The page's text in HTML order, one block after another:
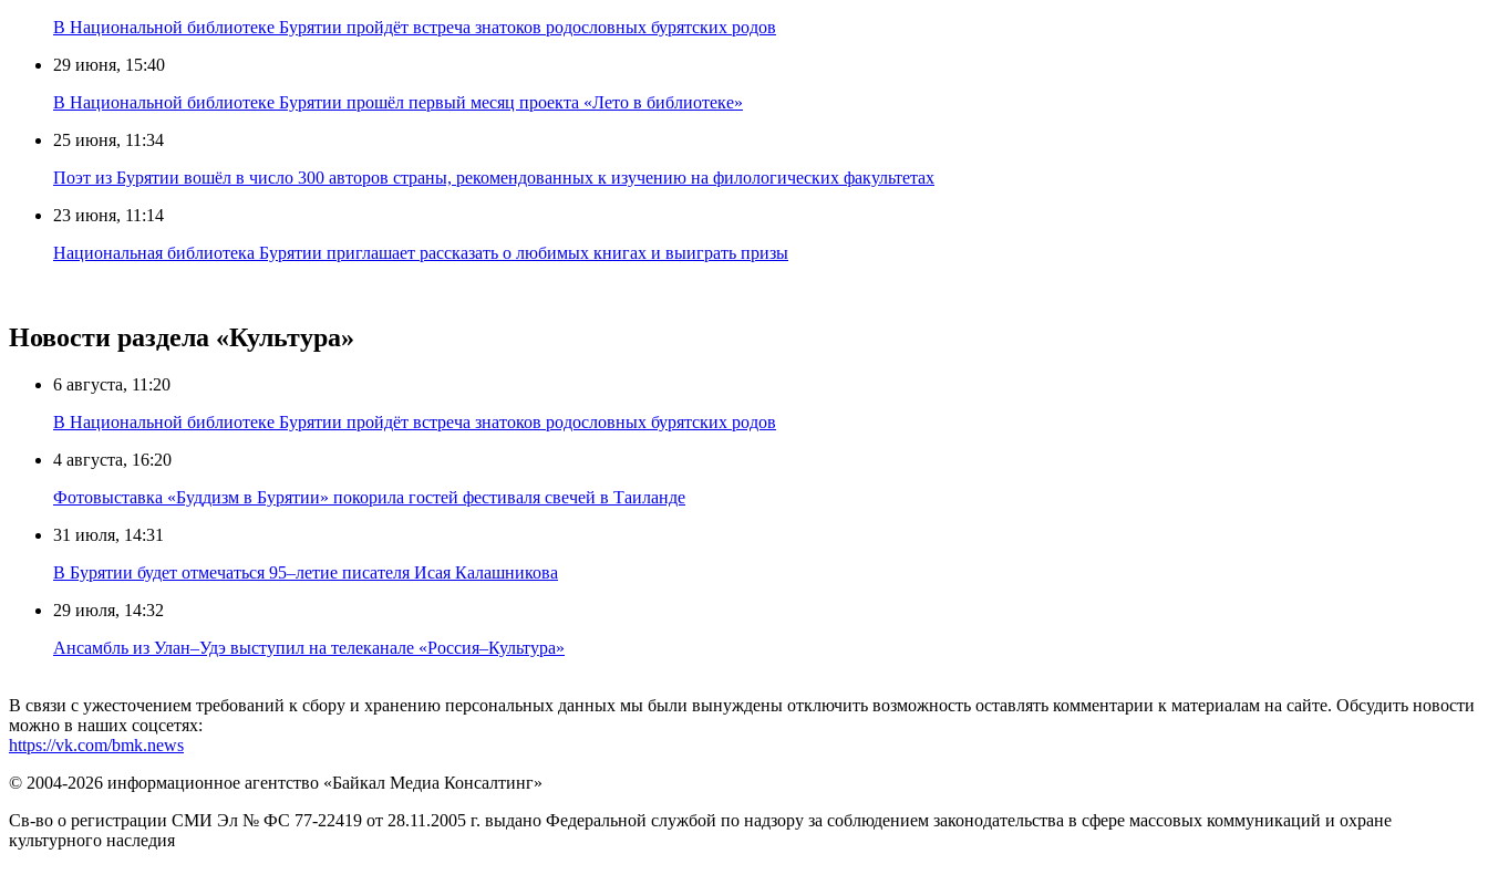
В Национальной библиотеке Бурятии пройдёт встреча знатоков родословных бурятских родов
29 июня, 15:40
В Национальной библиотеке Бурятии прошёл первый месяц проекта «Лето в библиотеке»
25 июня, 11:34
Поэт из Бурятии вошёл в число 300 авторов страны, рекомендованных к изучению на филологических факультетах
23 июня, 11:14
Национальная библиотека Бурятии приглашает рассказать о любимых книгах и выиграть призы
Новости раздела «Культура»
6 августа, 11:20
В Национальной библиотеке Бурятии пройдёт встреча знатоков родословных бурятских родов
4 августа, 16:20
Фотовыставка «Буддизм в Бурятии» покорила гостей фестиваля свечей в Таиланде
31 июля, 14:31
В Бурятии будет отмечаться 95–летие писателя Исая Калашникова
29 июля, 14:32
Ансамбль из Улан–Удэ выступил на телеканале «Россия–Культура»
В связи с ужесточением требований к сбору и хранению персональных данных мы были вынуждены отключить возможность оставлять комментарии к материалам на сайте. Обсудить новости
можно в наших соцсетях:
https://vk.com/bmk.news
© 2004-2026 информационное агентство «Байкал Медиа Консалтинг»
Св-во о регистрации СМИ Эл № ФС 77-22419 от 28.11.2005 г. выдано Федеральной службой по надзору за соблюдением законодательства в сфере массовых коммуникаций и охране
культурного наследия